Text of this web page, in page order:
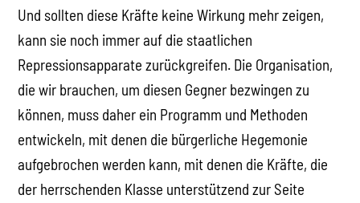
Und sollten diese Kräfte keine Wirkung mehr zeigen,
kann sie noch immer auf die staatlichen
Repressionsapparate zurückgreifen. Die Organisation,
die wir brauchen, um diesen Gegner bezwingen zu
können, muss daher ein Programm und Methoden
entwickeln, mit denen die bürgerliche Hegemonie
aufgebrochen werden kann, mit denen die Kräfte, die
der herrschenden Klasse unterstützend zur Seite